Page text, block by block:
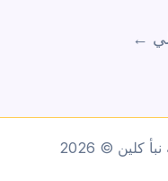
←
© 2026